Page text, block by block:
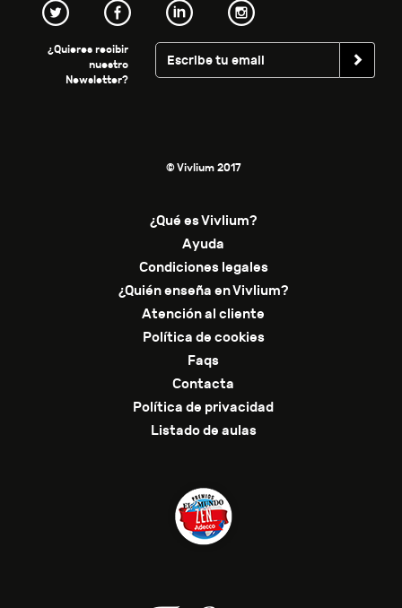
¿Quieres recibir
nuestro
Newsletter?
© Vivlium 2017
¿Qué es Vivlium?
Ayuda
Condiciones legales
¿Quién enseña en Vivlium?
Atención al cliente
Política de cookies
Faqs
Contacta
Política de privacidad
Listado de aulas